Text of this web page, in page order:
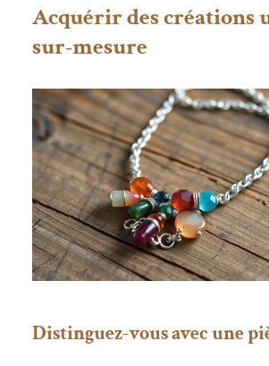
Acquérir des créations
sur-mesure
Distinguez-vous avec une